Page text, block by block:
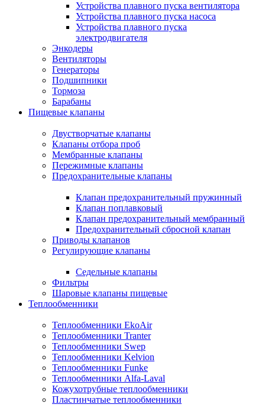
Устройства плавного пуска вентилятора
Устройства плавного пуска насоса
Устройства плавного пуска
электродвигателя
Энкодеры
Вентиляторы
Генераторы
Подшипники
Тормоза
Барабаны
Пищевые клапаны
Двустворчатые клапаны
Клапаны отбора проб
Мембранные клапаны
Пережимные клапаны
Предохранительные клапаны
Клапан предохранительный пружинный
Клапан поплавковый
Клапан предохранительный мембранный
Предохранительный сбросной клапан
Приводы клапанов
Регулирующие клапаны
Седельные клапаны
Фильтры
Шаровые клапаны пищевые
Теплообменники
Теплообменники EkoAir
Теплообменники Tranter
Теплообменники Swep
Теплообменники Kelvion
Теплообменники Funke
Теплообменники Alfa-Laval
Кожухотрубные теплообменники
Пластинчатые теплообменники